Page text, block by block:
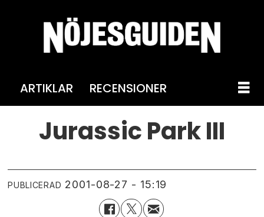
ARTIKLAR RECENSIONER
Jurassic Park III
PUBLICERAD 2001-08-27 - 15:19